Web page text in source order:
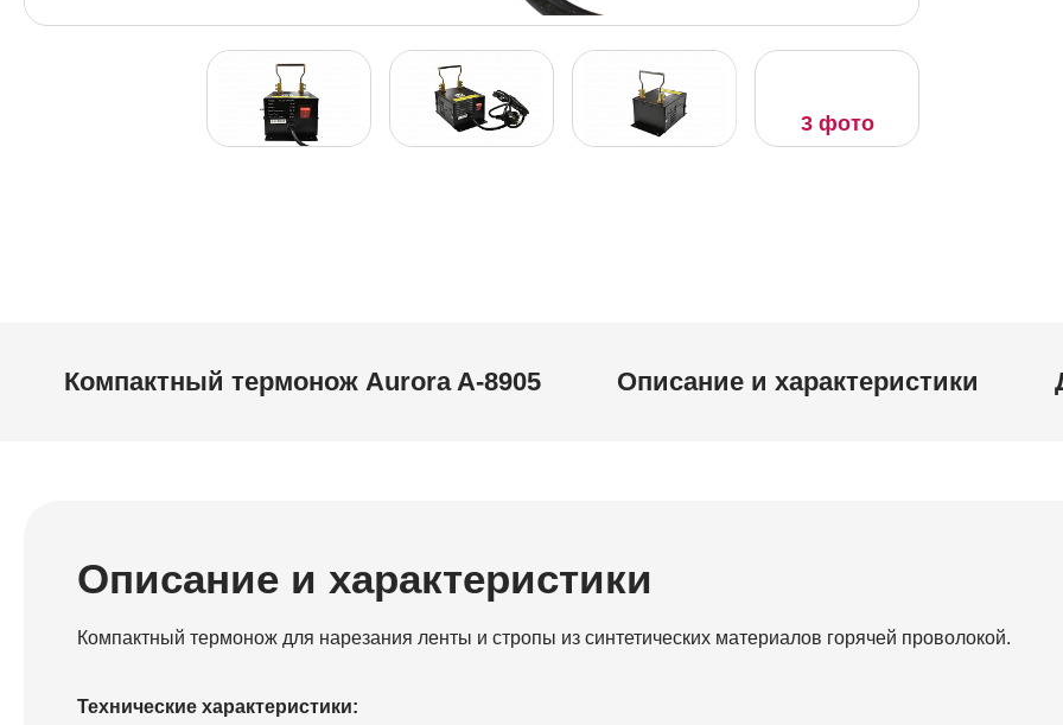
3 фото
Компактный термонож Aurora A-8905 Описание и характеристики
Описание и характеристики
Компактный термонож для нарезания ленты и стропы из синтетических материалов горячей проволокой.
Технические характеристики: